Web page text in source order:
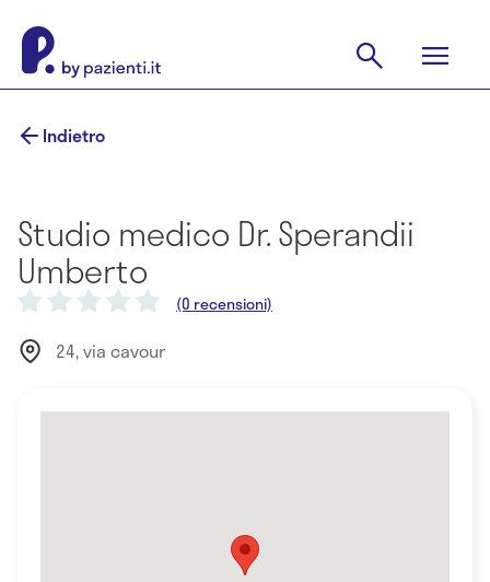
Indietro
Studio medico Dr. Sperandii
Umberto
(0 recensioni)
24, via cavour